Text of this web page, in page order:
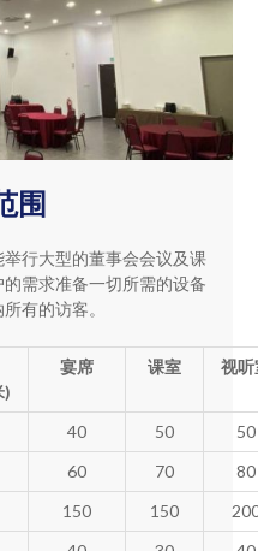
围
行大型的董事会会议及课
需求准备一切所需的设备
有的访客。
)
宴席 课室 视听
40 50
50
60 70
80
150 150